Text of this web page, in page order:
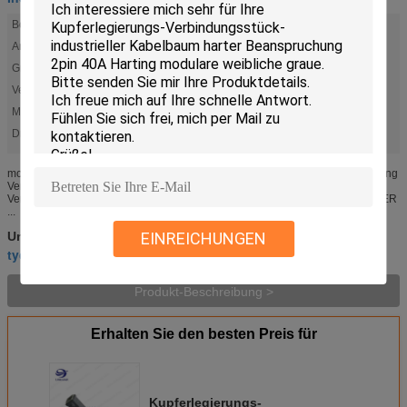
EINREICHUNGEN
Beschreibung:
ANSCHL.-HAUBEN-SEITEN-EINTRITT SZ3A-M20-25
Anschlusstyp:
Hood
Größe:
HA-3A
Verarbeitungsmodus: Crimping+assembly
Material:
Kupferlegierung
Drüsen-Größe:
M20/M25
modulare Hochleistungsverbindungsstück-industrieller Kabelbaum 40A Harting
Verbindungsstück: 09140022701 Verbindungsstückhaube: 19200031443
Verbindungsstück: 09120123001 Termial: 09150006106 Drüse: LAPPLÄNDER
...
Umbauten: harting industrielle Verbindungsstücke
tyco Ampere-Kabel,Hochleistungskabelstrang
Produkt-Beschreibung >
Erhalten Sie den besten Preis für
Kupferlegierungs-